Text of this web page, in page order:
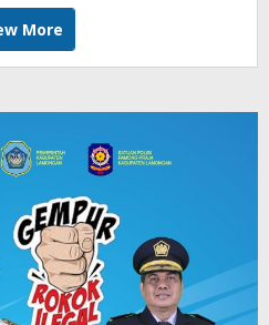
More